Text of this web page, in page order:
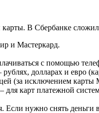
В Сбербанке
и Мастеркард.
с помощью
долларах и евро
(за исключением
для карт платежной
Если нужно снять